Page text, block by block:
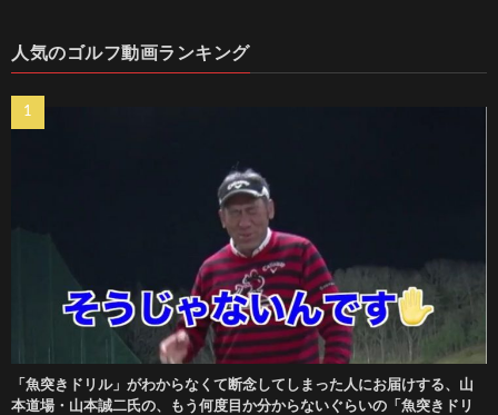
人気のゴルフ動画ランキング
「魚突きドリル」がわからなくて断念してしまった人にお届けする、山
本道場・山本誠二氏の、もう何度目か分からないぐらいの「魚突きドリ